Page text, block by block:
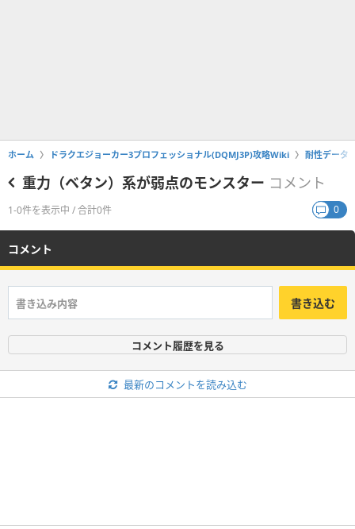
ホーム ドラクエジョーカー3プロフェッショナル(DQMJ3P)攻略Wiki 耐性データ
重力（ベタン）系が弱点のモンスター コメント
1-0件を表示中 / 合計0件 0
コメント
書き込む
コメント履歴を見る
最新のコメントを読み込む